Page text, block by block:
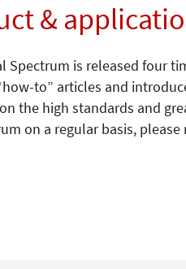
&
Spectrum is released four
to” articles and
the high standards and
on a regular basis,